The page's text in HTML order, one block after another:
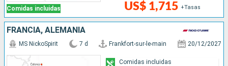
Comidas incluidas US$ 1,715 +Tasas
FRANCIA, ALEMANIA
MS NickoSpirit 7 d Frankfort-sur-le-main 20/12/2027
Comidas incluidas